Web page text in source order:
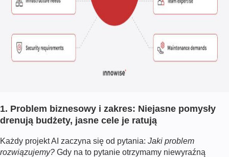
1. Problem biznesowy i zakres: Niejasne pomysły
drenują budżety, jasne cele je ratują
Każdy projekt AI zaczyna się od pytania: Jaki problem
rozwiązujemy? Gdy na to pytanie otrzymamy niewyraźną